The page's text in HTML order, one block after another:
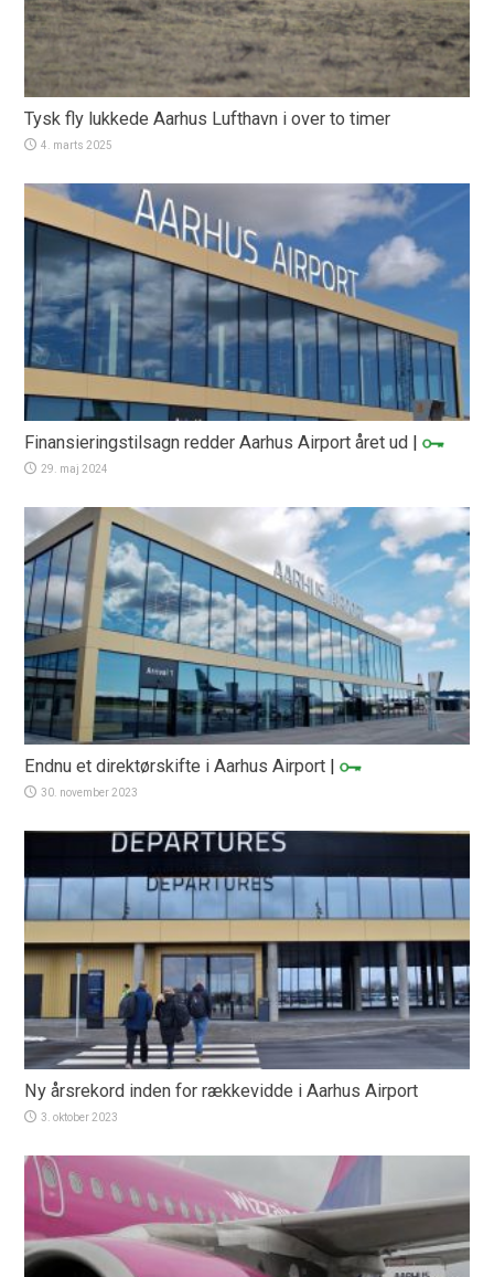
Tysk fly lukkede Aarhus Lufthavn i over to timer
4. marts 2025
Finansieringstilsagn redder Aarhus Airport året ud |
29. maj 2024
Endnu et direktørskifte i Aarhus Airport |
30. november 2023
Ny årsrekord inden for rækkevidde i Aarhus Airport
3. oktober 2023